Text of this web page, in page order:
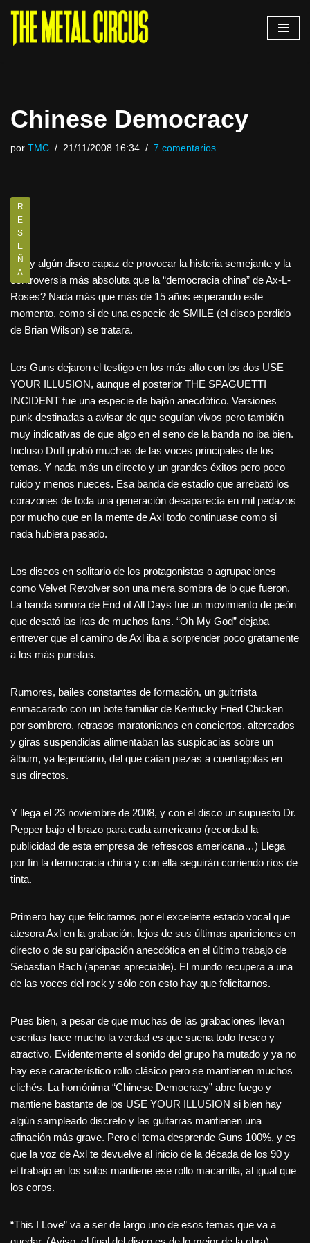
Saltar
Chinese Democracy
por TMC 21/11/2008 16:34 7 comentarios
R
E
S
E
Ñ
A
¿Hay algún disco capaz de provocar la histeria semejante y la
controversia más absoluta que la “democracia china” de Ax-L-
Roses? Nada más que más de 15 años esperando este
momento, como si de una especie de SMILE (el disco perdido
de Brian Wilson) se tratara.
Los Guns dejaron el testigo en los más alto con los dos USE
YOUR ILLUSION, aunque el posterior THE SPAGUETTI
INCIDENT fue una especie de bajón anecdótico. Versiones
punk destinadas a avisar de que seguían vivos pero también
muy indicativas de que algo en el seno de la banda no iba bien.
Incluso Duff grabó muchas de las voces principales de los
temas. Y nada más un directo y un grandes éxitos pero poco
ruido y menos nueces. Esa banda de estadio que arrebató los
corazones de toda una generación desaparecía en mil pedazos
por mucho que en la mente de Axl todo continuase como si
nada hubiera pasado.
Los discos en solitario de los protagonistas o agrupaciones
como Velvet Revolver son una mera sombra de lo que fueron.
La banda sonora de End of All Days fue un movimiento de peón
que desató las iras de muchos fans. “Oh My God” dejaba
entrever que el camino de Axl iba a sorprender poco gratamente
a los más puristas.
Rumores, bailes constantes de formación, un guitrrista
enmacarado con un bote familiar de Kentucky Fried Chicken
por sombrero, retrasos maratonianos en conciertos, altercados
y giras suspendidas alimentaban las suspicacias sobre un
álbum, ya legendario, del que caían piezas a cuentagotas en
sus directos.
Y llega el 23 noviembre de 2008, y con el disco un supuesto Dr.
Pepper bajo el brazo para cada americano (recordad la
publicidad de esta empresa de refrescos americana…) Llega
por fin la democracia china y con ella seguirán corriendo ríos de
tinta.
Primero hay que felicitarnos por el excelente estado vocal que
atesora Axl en la grabación, lejos de sus últimas apariciones en
directo o de su paricipación anecdótica en el último trabajo de
Sebastian Bach (apenas apreciable). El mundo recupera a una
de las voces del rock y sólo con esto hay que felicitarnos.
Pues bien, a pesar de que muchas de las grabaciones llevan
escritas hace mucho la verdad es que suena todo fresco y
atractivo. Evidentemente el sonido del grupo ha mutado y ya no
hay ese característico rollo clásico pero se mantienen muchos
clichés. La homónima “Chinese Democracy” abre fuego y
mantiene bastante de los USE YOUR ILLUSION si bien hay
algún sampleado discreto y las guitarras mantienen una
afinación más grave. Pero el tema desprende Guns 100%, y es
que la voz de Axl te devuelve al inicio de la década de los 90 y
el trabajo en los solos mantiene ese rollo macarrilla, al igual que
los coros.
“This I Love” va a ser de largo uno de esos temas que va a